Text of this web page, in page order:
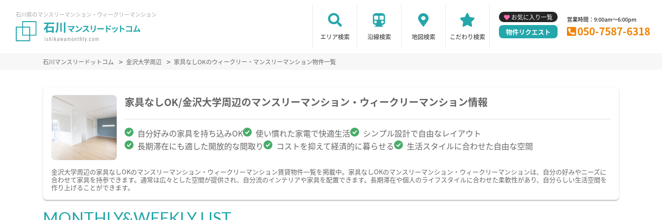
石川県のマンスリーマンション・ウィークリーマンション
エリア検索 沿線検索 地図検索 こだわり検索
お気に入り一覧
物件リクエスト
営業時間：9:00am～6:00pm
050-7587-6318
石川マンスリードットコム 金沢大学周辺 家具なしOKのウィークリー・マンスリーマンション物件一覧
家具なしOK/金沢大学周辺のマンスリーマンション・ウィークリーマンション情報
自分好みの家具を持ち込みOK 使い慣れた家電で快適生活
シンプル設計で自由なレイアウト
長期滞在にも適した開放的な間取り
コストを抑えて経済的に暮らせる 生活スタイルに合わせた自由な空間
金沢大学周辺の家具なしOKのマンスリーマンション・ウィークリーマンション賃貸物件一覧を掲載中。家具なしOKのマンスリーマンション・ウィークリーマンションは、自分の好みやニーズに
合わせて家具を持参できます。通常は広々とした空間が提供され、自分流のインテリアや家具を配置できます。長期滞在や個人のライフスタイルに合わせた柔軟性があり、自分らしい生活空間を
作り上げることができます。